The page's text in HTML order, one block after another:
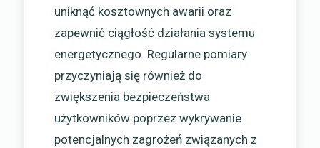
uniknąć kosztownych awarii oraz
zapewnić ciągłość działania systemu
energetycznego. Regularne pomiary
przyczyniają się również do
zwiększenia bezpieczeństwa
użytkowników poprzez wykrywanie
potencjalnych zagrożeń związanych z